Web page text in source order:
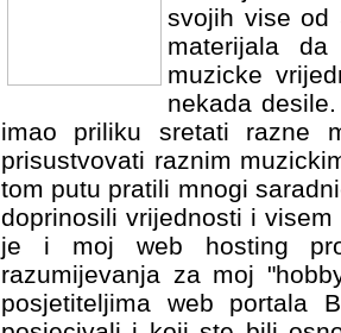
svojih vise od
materijala
muzicke
nekada
imao priliku sretati razne
prisustvovati raznim
tom putu pratili mnogi
doprinosili vrijednosti i
je i moj web hosting
razumijevanja za moj
posjetiteljima web portala